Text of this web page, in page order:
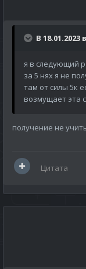
В 18.01.2023
я в следующий
за 5 нях я не
там от силы 5к
возмущает эта
получение не
Цитата